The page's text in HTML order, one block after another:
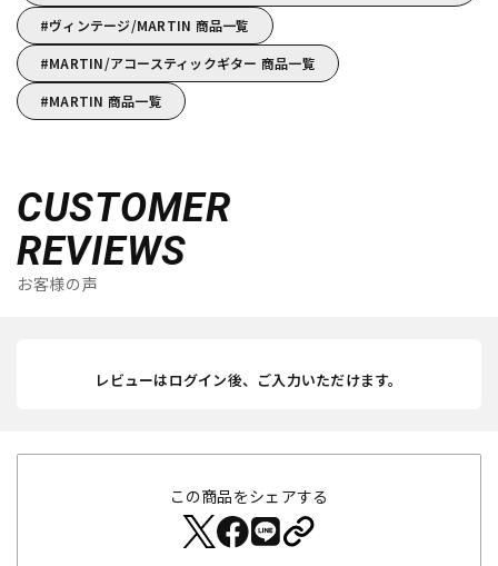
ヴィンテージ/MARTIN 商品一覧
MARTIN/アコースティックギター 商品一覧
MARTIN 商品一覧
CUSTOMER
REVIEWS
お客様の声
レビューはログイン後、ご入力いただけます。
この商品をシェアする